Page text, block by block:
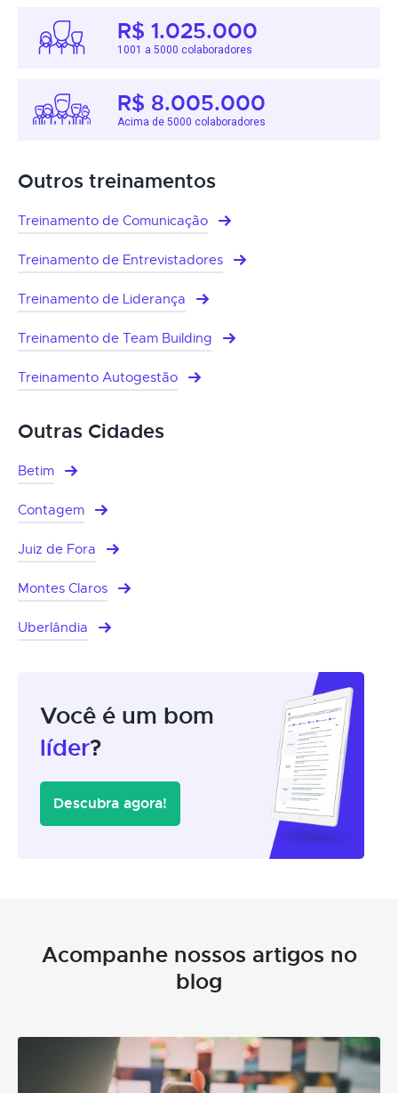
R$ 1.025.000
1001 a 5000 colaboradores
R$ 8.005.000
Acima de 5000 colaboradores
Outros treinamentos
Treinamento de Comunicação
Treinamento de Entrevistadores
Treinamento de Liderança
Treinamento de Team Building
Treinamento Autogestão
Outras Cidades
Betim
Contagem
Juiz de Fora
Montes Claros
Uberlândia
Você é um bom
líder?
Descubra agora!
Acompanhe nossos artigos no
blog